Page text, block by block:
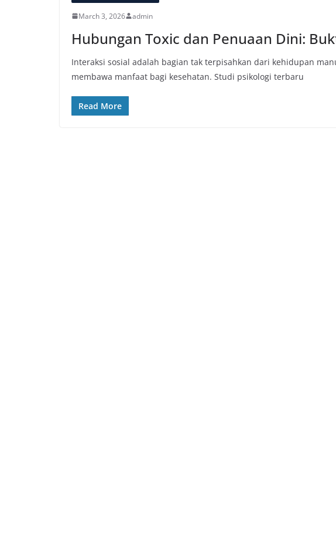
March 3, 2026 admin
Hubungan Toxic dan Penuaan Dini:
Interaksi sosial adalah bagian tak terpisahkan dari kehidupan
membawa manfaat bagi kesehatan. Studi psikologi terbaru
Read More